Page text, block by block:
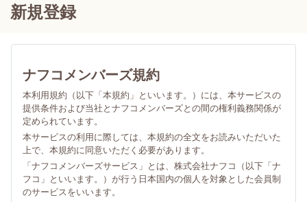
新規登録
ナフコメンバーズ規約
本利用規約（以下「本規約」といいます。）には、本サービスの
提供条件および当社とナフコメンバーズとの間の権利義務関係が
定められています。
本サービスの利用に際しては、本規約の全文をお読みいただいた
上で、本規約に同意いただく必要があります。
「ナフコメンバーズサービス」とは、株式会社ナフコ（以下「ナ
フコ」といいます。）が行う日本国内の個人を対象とした会員制
のサービスをいいます。